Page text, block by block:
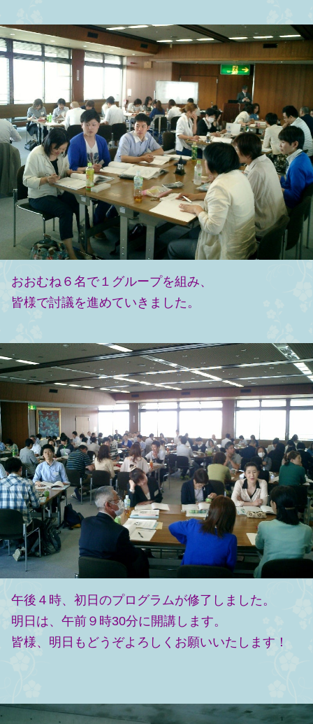
おおむね６名で１グループを組み、
皆様で討議を進めていきました。
午後４時、初日のプログラムが修了しました。
明日は、午前９時30分に開講します。
皆様、明日もどうぞよろしくお願いいたします！